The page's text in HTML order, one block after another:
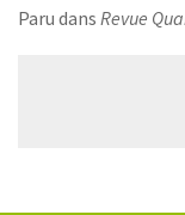
Paru dans Revue